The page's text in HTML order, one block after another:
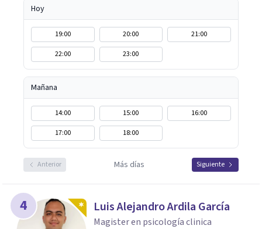
Hoy
19:00 20:00
21:00
22:00
23:00
Mañana
14:00 15:00
16:00
17:00
18:00
Anterior Más días Siguiente
4 Luis Alejandro Ardila García
Magister en psicología clinica